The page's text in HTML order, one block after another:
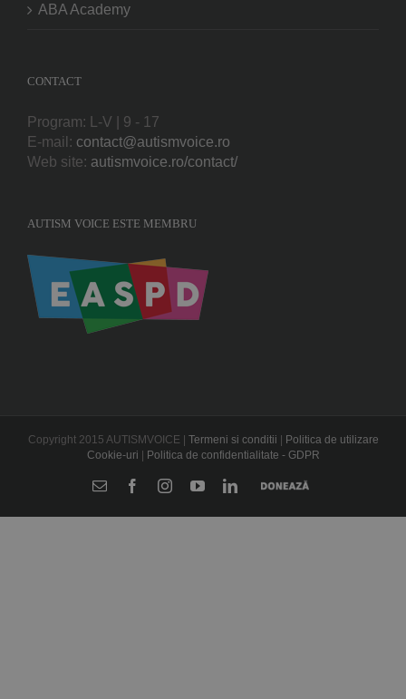
ABA Academy
CONTACT
Program: L-V | 9 - 17
E-mail: contact@autismvoice.ro
Web site: autismvoice.ro/contact/
AUTISM VOICE ESTE MEMBRU
Copyright 2015 AUTISMVOICE | Termeni si conditii | Politica de utilizare
Cookie-uri | Politica de confidentialitate - GDPR
E-
FacebookInstagramYouTubeLinkedIn
Donează